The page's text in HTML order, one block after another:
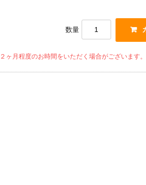
数量
月程度のお時間をいただく場合がございます